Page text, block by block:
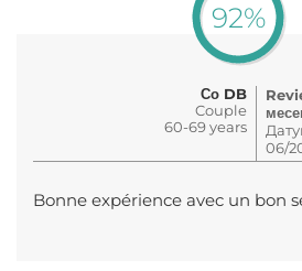
92%
Со DB
Couple
60-69 years
06/
Bonne expérience avec un bon